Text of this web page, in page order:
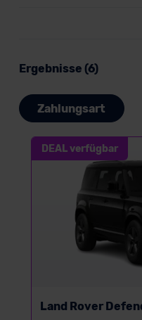
Ergebnisse (6)
Zahlungsart
DEAL verfügbar
Land Rover